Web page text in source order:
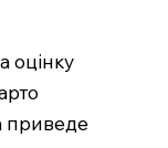
оцінку
приведе